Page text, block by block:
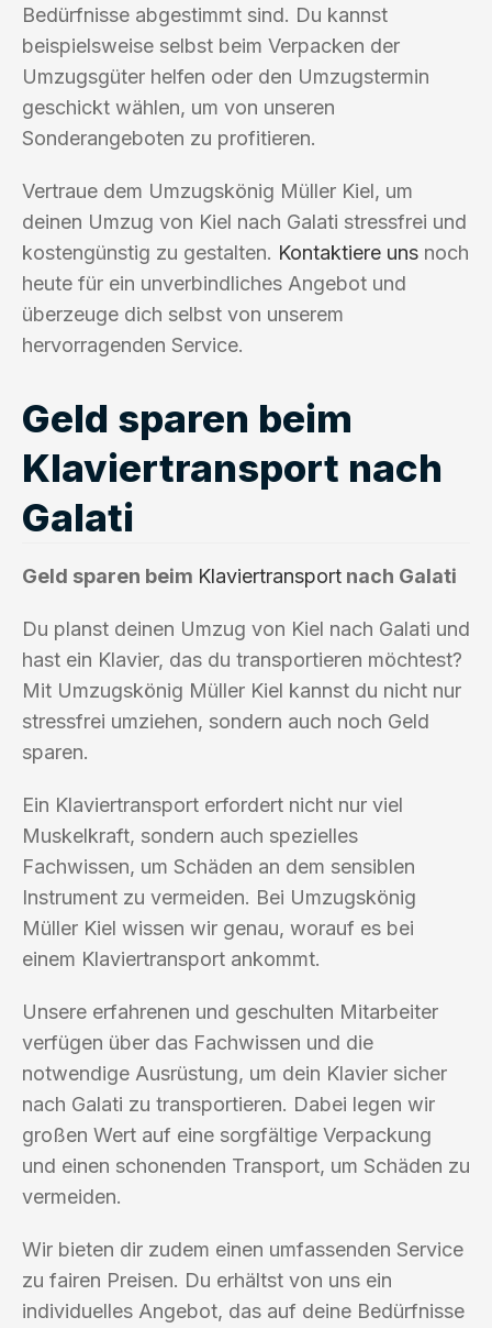
Bedürfnisse abgestimmt sind. Du kannst
beispielsweise selbst beim Verpacken der
Umzugsgüter helfen oder den Umzugstermin
geschickt wählen, um von unseren
Sonderangeboten zu profitieren.
Vertraue dem Umzugskönig Müller Kiel, um
deinen Umzug von Kiel nach Galati stressfrei und
kostengünstig zu gestalten. Kontaktiere uns noch
heute für ein unverbindliches Angebot und
überzeuge dich selbst von unserem
hervorragenden Service.
Geld sparen beim
Klaviertransport nach
Galati
Geld sparen beim Klaviertransport nach Galati
Du planst deinen Umzug von Kiel nach Galati und
hast ein Klavier, das du transportieren möchtest?
Mit Umzugskönig Müller Kiel kannst du nicht nur
stressfrei umziehen, sondern auch noch Geld
sparen.
Ein Klaviertransport erfordert nicht nur viel
Muskelkraft, sondern auch spezielles
Fachwissen, um Schäden an dem sensiblen
Instrument zu vermeiden. Bei Umzugskönig
Müller Kiel wissen wir genau, worauf es bei
einem Klaviertransport ankommt.
Unsere erfahrenen und geschulten Mitarbeiter
verfügen über das Fachwissen und die
notwendige Ausrüstung, um dein Klavier sicher
nach Galati zu transportieren. Dabei legen wir
großen Wert auf eine sorgfältige Verpackung
und einen schonenden Transport, um Schäden zu
vermeiden.
Wir bieten dir zudem einen umfassenden Service
zu fairen Preisen. Du erhältst von uns ein
individuelles Angebot, das auf deine Bedürfnisse